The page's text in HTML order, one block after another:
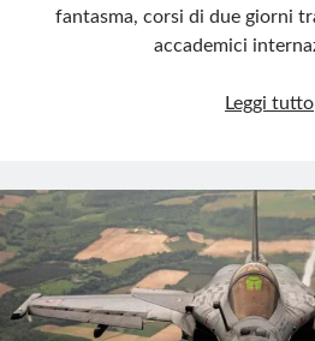
fantasma, corsi di due giorni
accademici
Leggi tutto